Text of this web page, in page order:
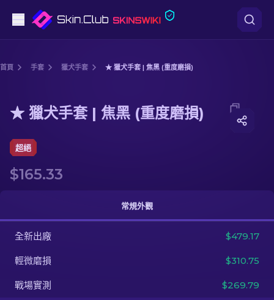
步槍
匕首
武器箱
其他
首頁 手套 獵犬手套 ★ 獵犬手套 | 焦黑 (重度磨損)
Media of ★ 獵犬手套 | 焦黑 (重度磨損)
★ 獵犬手套 | 焦黑 (重度磨損)
超絕
$165.33
常規外觀
全新出廠 $479.17
輕微磨損 $310.75
戰場實測 $269.79